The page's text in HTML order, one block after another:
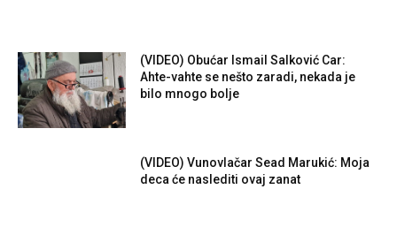
(VIDEO) Obućar Ismail Salković Car:
Ahte-vahte se nešto zaradi, nekada je
bilo mnogo bolje
(VIDEO) Vunovlačar Sead Marukić: Moja
deca će naslediti ovaj zanat